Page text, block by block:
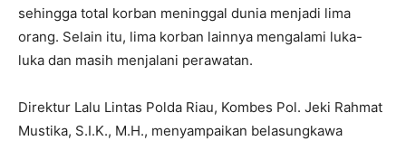
sehingga total korban meninggal dunia menjadi lima
orang. Selain itu, lima korban lainnya mengalami luka-
luka dan masih menjalani perawatan.
Direktur Lalu Lintas Polda Riau, Kombes Pol. Jeki Rahmat
Mustika, S.I.K., M.H., menyampaikan belasungkawa